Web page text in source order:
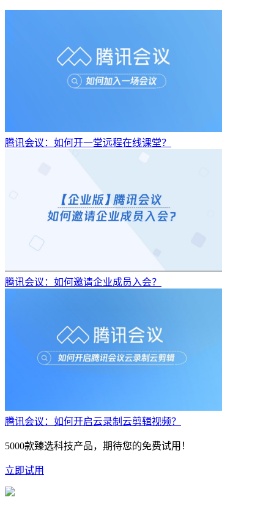
腾讯会议：如何开一堂远程在线课堂？
腾讯会议：如何邀请企业成员入会？
腾讯会议：如何开启云录制云剪辑视频？
5000款臻选科技产品，期待您的免费试用！
立即试用